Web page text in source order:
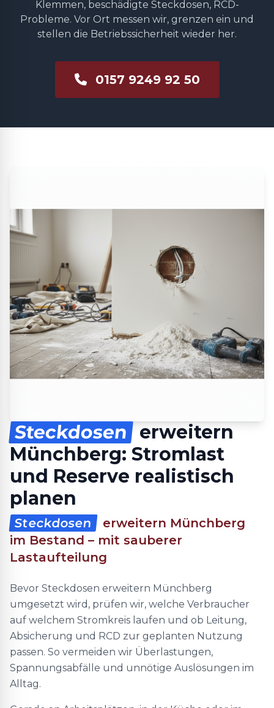
Klemmen, beschädigte Steckdosen, RCD-
Probleme. Vor Ort messen wir, grenzen ein und
stellen die Betriebssicherheit wieder her.
0157 9249 92 50
Steckdosen
erweitern
Münchberg: Stromlast
und Reserve realistisch
planen
Steckdosen
erweitern Münchberg
im Bestand – mit sauberer
Lastaufteilung
Bevor Steckdosen erweitern Münchberg
umgesetzt wird, prüfen wir, welche Verbraucher
auf welchem Stromkreis laufen und ob Leitung,
Absicherung und RCD zur geplanten Nutzung
passen. So vermeiden wir Überlastungen,
Spannungsabfälle und unnötige Auslösungen im
Alltag.